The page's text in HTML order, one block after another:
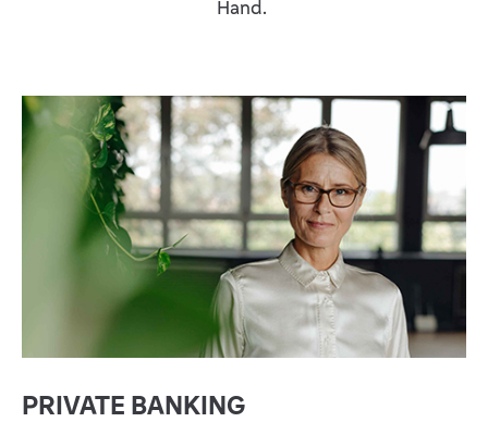
Hand.
PRIVATE BANKING